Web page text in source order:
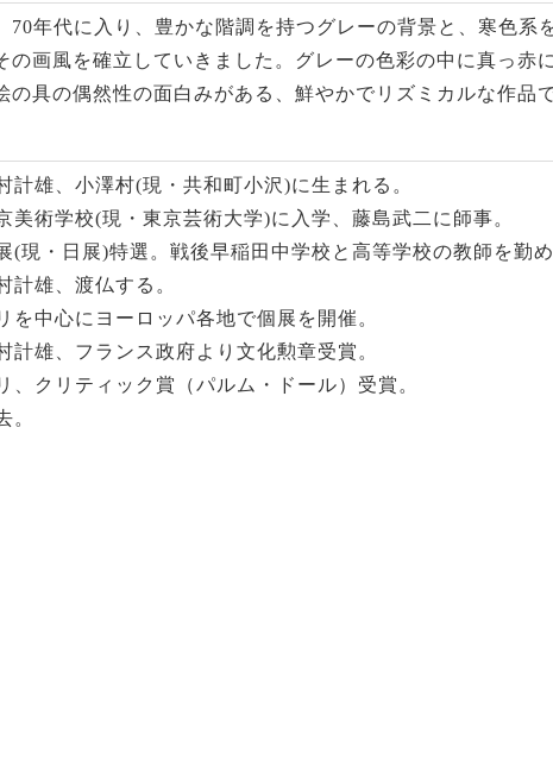
70年代に入り、豊かな階調を持つグレーの背景と、寒色系
の画風を確立していきました。グレーの色彩の中に真っ赤
の具の偶然性の面白みがある、鮮やかでリズミカルな作品で
雄、小澤村(現・共和町小沢)に生まれる。
術学校(現・東京芸術大学)に入学、藤島武二に師事。
(現・日展)特選。戦後早稲田中学校と高等学校の教師を勤め
計雄、渡仏する。
中心にヨーロッパ各地で個展を開催。
雄、フランス政府より文化勲章受賞。
クリティック賞（パルム・ドール）受賞。
。